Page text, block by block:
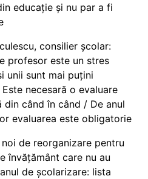
educație și nu par a fi
consilier școlar:
profesor este un stres
unii sunt mai puțini
necesară o evaluare
din când în când / De anul
evaluarea este obligatorie
de reorganizare pentru
învățământ care nu au
de școlarizare: lista